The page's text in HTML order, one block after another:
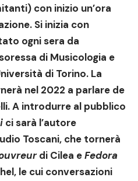
con inizio un’ora
Si inizia con
ogni sera da
di Musicologia e
di Torino. La
nel 2022 a parlare de
A introdurre al pubblico
ci sarà l’autore
Toscani, che tornerà
di Cilea eFedora
le cui conversazioni